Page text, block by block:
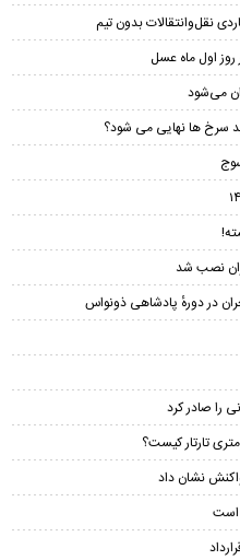
اول ماه عسل
می‌شود
سرخ ها نهایی می شود؟
نصب شد
در دورهٔ پادشاهی ذونواس
را صادر کرد
تارتار کیست؟
نشان داد
است